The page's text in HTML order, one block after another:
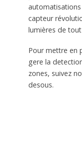
capteur
lumières de
Pour mettre en
gere la
zones, suivez
desous.